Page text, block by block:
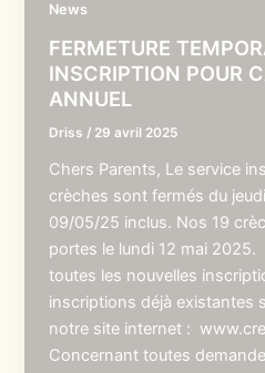
News
FERMETURE
INSCRIPTION POUR
ANNUEL
Driss / 29 avril 2025
Chers Parents, Le service
crèches sont fermés du
09/05/25 inclus. Nos 19
portes le lundi 12 mai
toutes les nouvelles
inscriptions déjà existantes
notre site internet :
Concernant toutes